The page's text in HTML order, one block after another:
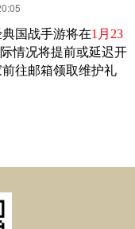
国战手游将在1月23
情况将提前或延迟开
往邮箱领取维护礼